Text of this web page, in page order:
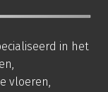
in het
vloeren,